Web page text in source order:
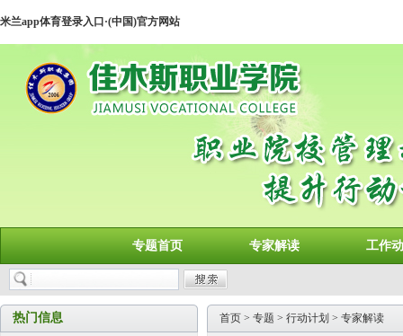
米兰app体育登录入口·(中国)官方网站
专题首页 专家解读 工作
热门信息 首页 > 专题 > 行动计划 > 专家解读